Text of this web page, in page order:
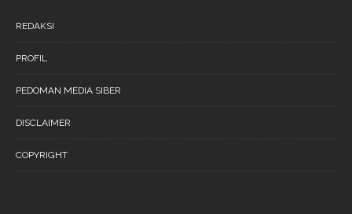
REDAKSI
PROFIL
PEDOMAN MEDIA SIBER
DISCLAIMER
COPYRIGHT